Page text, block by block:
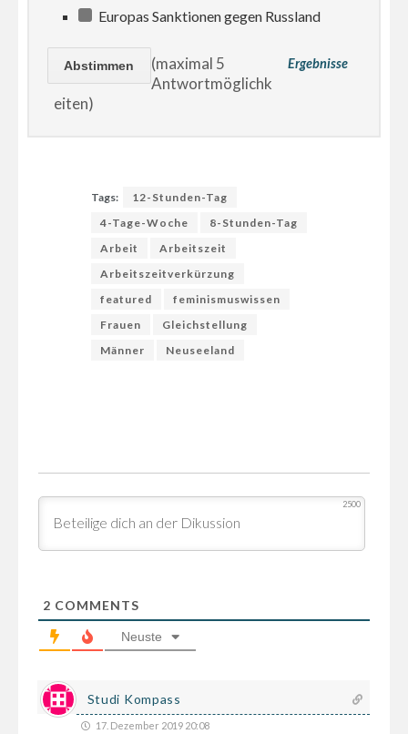
Europas Sanktionen gegen Russland
Ergebnisse
(maximal 5
Antwortmöglichk
eiten)
Tags:
12-Stunden-Tag
4-Tage-Woche
8-Stunden-Tag
Arbeit
Arbeitszeit
Arbeitszeitverkürzung
featured
feminismuswissen
Frauen
Gleichstellung
Männer
Neuseeland
2500
2 COMMENTS
Neuste
Studi Kompass
17. Dezember 2019 20:08